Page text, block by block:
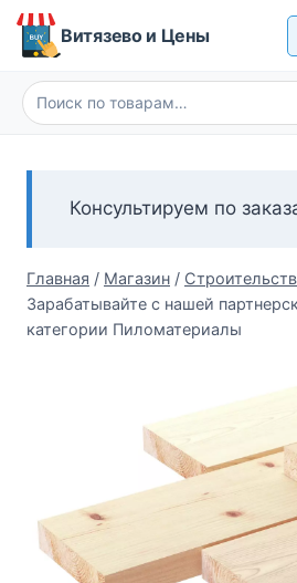
Перейти
Витязево и Цены
Искать:
Консультируем по
Главная / Магазин /
Зарабатывайте с нашей
категории Пиломатериалы